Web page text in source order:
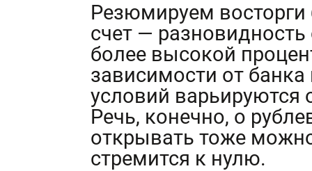
Резюмируем
счет — разновидность
более высокой
зависимости от
условий варьируются
Речь, конечно, о
открывать тоже
стремится к нулю.